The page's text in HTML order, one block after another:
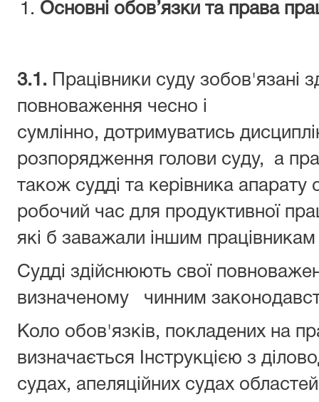
Основні обов’язки та права
3.1.
Працівники суду зобов'язані
повноваження чесно і
сумлінно, дотримуватись
розпорядження голови суду, а
також судді та керівника апарату
робочий час для продуктивної
які б заважали іншим
Судді здійснюють свої
визначеному чинним
Коло обов'язків, покладених на
визначається Інструкцією з
судах, апеляційних судах